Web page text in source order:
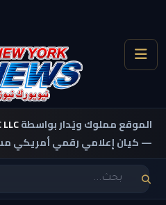
الموقع مملوك ويُدار بواسطة
— كيان إعلامي رقمي أمريكي